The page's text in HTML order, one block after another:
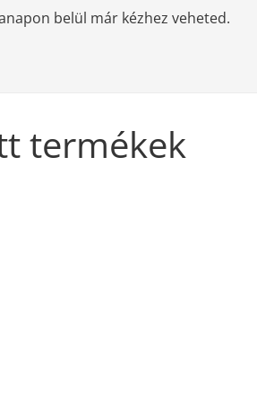
belül már kézhez veheted.
termékek